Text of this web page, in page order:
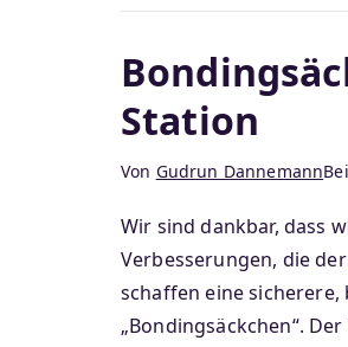
Station
Von Gudrun Dannemann
Wir sind dankbar, dass
Verbesserungen, die
schaffen eine
„Bondingsäckchen“.